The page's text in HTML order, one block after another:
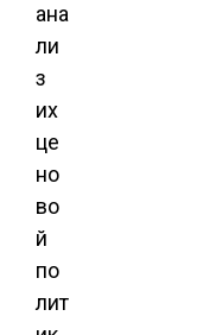
ана
ли
з
их
це
но
во
й
по
лит